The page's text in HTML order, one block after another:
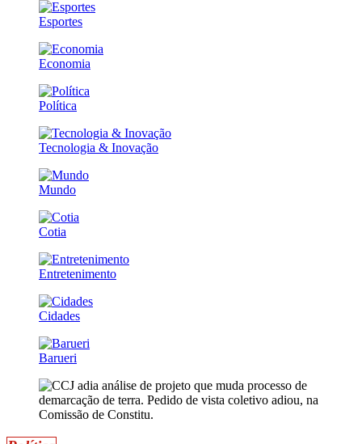
Esportes
Economia
Política
Tecnologia & Inovação
Mundo
Cotia
Entretenimento
Cidades
Barueri